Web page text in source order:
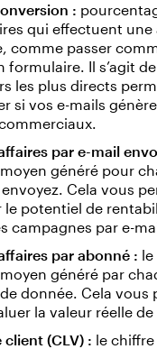
:
qui effectuent une
comme passer
formulaire. Il s’agit de
les plus directs
si vos e-mails
par e-mail
moyen généré pour
Cela vous
le potentiel de
campagnes par e-
par abonné :
moyen généré par
donnée. Cela vous
la valeur réelle
client (CLV) : le chiffre